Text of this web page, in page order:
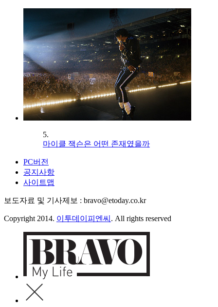
5.
마이클 잭슨은 어떤 존재였을까
PC버전
공지사항
사이트맵
보도자료 및 기사제보 : bravo@etoday.co.kr
Copyright 2014. 이투데이피엔씨 . All rights reserved